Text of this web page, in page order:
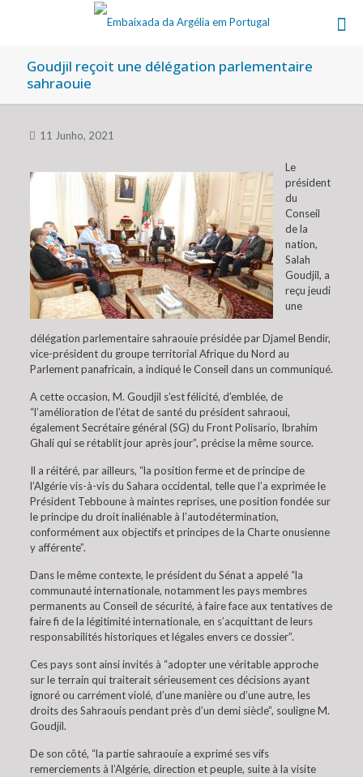
Goudjil reçoit une délégation parlementaire
sahraouie
11 Junho, 2021
Le
président
du
Conseil
de la
nation,
Salah
Goudjil, a
reçu jeudi
une
délégation parlementaire sahraouie présidée par Djamel Bendir,
vice-président du groupe territorial Afrique du Nord au
Parlement panafricain, a indiqué le Conseil dans un communiqué.
A cette occasion, M. Goudjil s’est félicité, d’emblée, de
“l’amélioration de l’état de santé du président sahraoui,
également Secrétaire général (SG) du Front Polisario, Ibrahim
Ghali qui se rétablit jour après jour”, précise la même source.
Il a réitéré, par ailleurs, “la position ferme et de principe de
l’Algérie vis-à-vis du Sahara occidental, telle que l’a exprimée le
Président Tebboune à maintes reprises, une position fondée sur
le principe du droit inaliénable à l’autodétermination,
conformément aux objectifs et principes de la Charte onusienne
y afférente”.
Dans le même contexte, le président du Sénat a appelé “la
communauté internationale, notamment les pays membres
permanents au Conseil de sécurité, à faire face aux tentatives de
faire fi de la légitimité internationale, en s’acquittant de leurs
responsabilités historiques et légales envers ce dossier”.
Ces pays sont ainsi invités à “adopter une véritable approche
sur le terrain qui traiterait sérieusement ces décisions ayant
ignoré ou carrément violé, d’une manière ou d’une autre, les
droits des Sahraouis pendant près d’un demi siècle”, souligne M.
Goudjil.
De son côté, “la partie sahraouie a exprimé ses vifs
remerciements à l’Algérie, direction et peuple, suite à la visite